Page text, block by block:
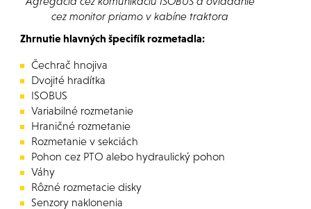
cez monitor priamo v kabíne traktora
Zhrnutie hlavných špecifík rozmetadla:
Čechrač hnojiva
Dvojité hradítka
ISOBUS
Variabilné rozmetanie
Hraničné rozmetanie
Rozmetanie v sekciách
Pohon cez PTO alebo hydraulický pohon
Váhy
Rôzné rozmetacie disky
Senzory naklonenia